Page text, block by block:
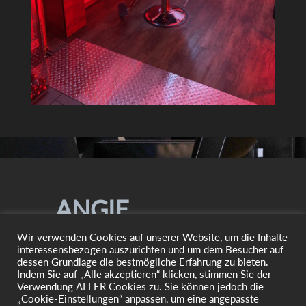
ANGIE
HAARDESIGN
Impressum
Wir verwenden Cookies auf unserer Website, um die Inhalte
interessensbezogen auszurichten und um dem Besucher auf
dessen Grundlage die bestmögliche Erfahrung zu bieten.
Indem Sie auf „Alle akzeptieren“ klicken, stimmen Sie der
Verwendung ALLER Cookies zu. Sie können jedoch die
„Cookie-Einstellungen“ anpassen, um eine angepasste